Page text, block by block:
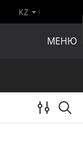
KZ
МЕНЮ